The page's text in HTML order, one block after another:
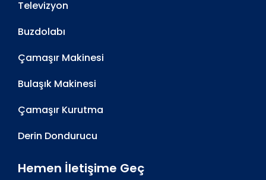
Televizyon
Buzdolabı
Çamaşır Makinesi
Bulaşık Makinesi
Çamaşır Kurutma
Derin Dondurucu
Hemen İletişime Geç